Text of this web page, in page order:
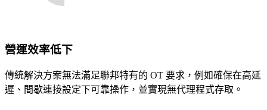
營運效率低下
傳統解決方案無法滿足聯邦特有的 OT 要求，例如確保在高延
遲、間歇連接設定下可靠操作，並實現無代理程式存取。